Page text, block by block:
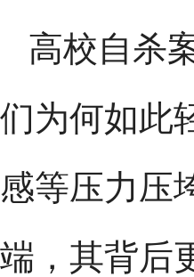
高校自杀
们为何如此
感等压力压
端，其背后